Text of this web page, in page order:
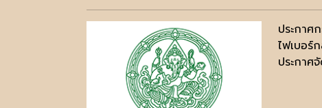
ประกาศ
ไฟเบอร์
ประกาศ